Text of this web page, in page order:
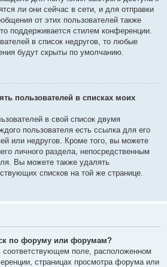
ли они сейчас в сети, и для отправки
от этих пользователей также
поддерживается стилем конференции.
в список недругов, то любые
будут скрыты по умолчанию.
пользователей в списках моих
в свой список двумя
пользователя есть ссылка для его
или недругов. Кроме того, вы можете
личного раздела, непосредственным
Вы можете также удалять
списков на той же странице.
по форуму или форумам?
соответствующем поле, расположенном
страницах просмотра форума или